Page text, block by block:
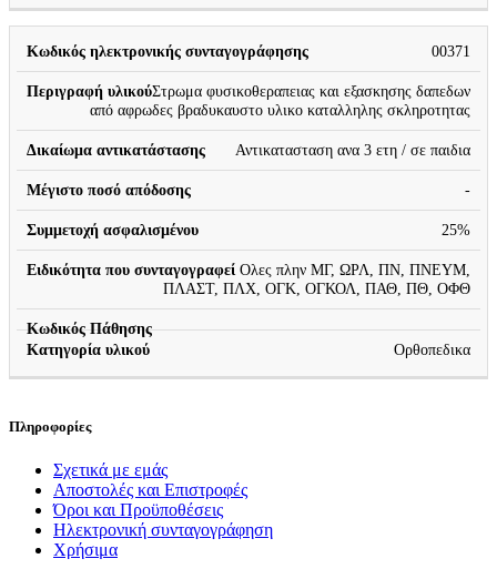
00371
Στρωμα φυσικοθεραπειας και εξασκησης δαπεδων
από αφρωδες βραδυκαυστο υλικο καταλληλης σκληροτητας
Αντικατασταση ανα 3 ετη / σε παιδια
-
25%
Ολες πλην ΜΓ, ΩΡΛ, ΠΝ, ΠΝΕΥΜ,
ΠΛΑΣΤ, ΠΛΧ, ΟΓΚ, ΟΓΚΟΛ, ΠΑΘ, ΠΘ, ΟΦΘ
Ορθοπεδικα
Πληροφορίες
Σχετικά με εμάς
Αποστολές και Επιστροφές
Όροι και Προϋποθέσεις
Ηλεκτρονική συνταγογράφηση
Χρήσιμα